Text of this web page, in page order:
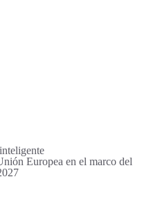
Europea en el marco del